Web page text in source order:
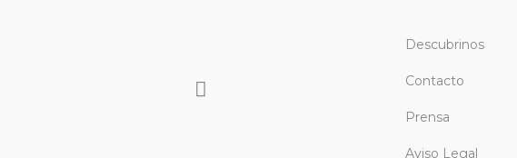
Descubrinos
Contacto
Prensa
Aviso Legal